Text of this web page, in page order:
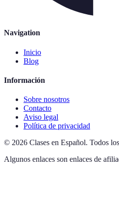
Navigation
Inicio
Blog
Información
Sobre nosotros
Contacto
Aviso legal
Política de privacidad
© 2026 Clases en Español. Todos
Algunos enlaces son enlaces de